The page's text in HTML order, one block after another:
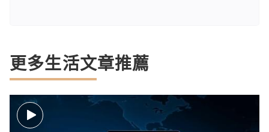
更多生活文章推薦